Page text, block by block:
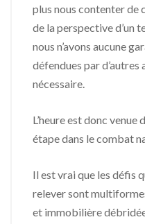
plus nous contenter de
de la perspective d’un
nous n’avons aucune
défendues par
nécessaire.
L’heure est donc
étape dans le combat
Il est vrai que les défis
relever sont
et immobilière